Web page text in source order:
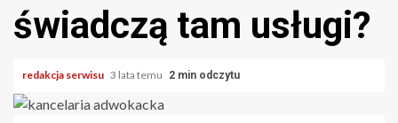
świadczą tam usługi?
redakcja serwisu 3 lata temu 2 min odczytu